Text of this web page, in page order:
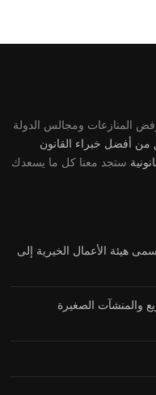
المنازعات ومجالس الدولة
من أفضل خبراء القانون
ستجد معنا كل ما يسعدك
هيئة الأعمال الخيرية إلى
بشأن المشاريع والمنشآت الصغيرة